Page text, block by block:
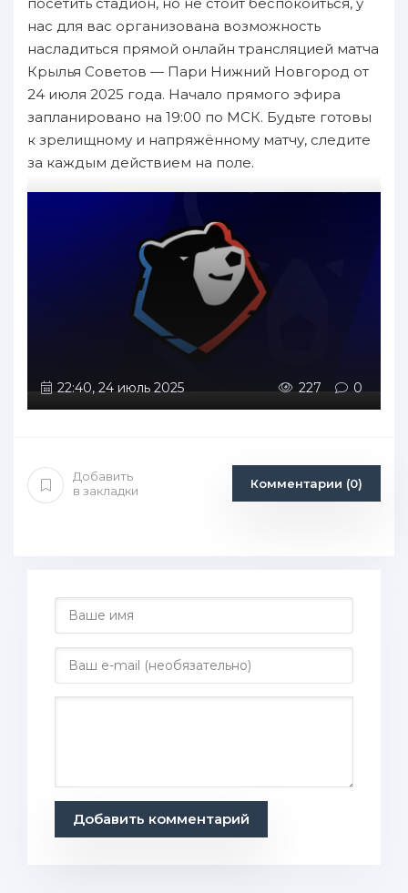
посетить стадион, но не стоит беспокоиться, у
нас для вас организована возможность
насладиться прямой онлайн трансляцией матча
Крылья Советов — Пари Нижний Новгород от
24 июля 2025 года. Начало прямого эфира
запланировано на 19:00 по МСК. Будьте готовы
к зрелищному и напряжённому матчу, следите
за каждым действием на поле.
22:40, 24 июль 2025 227 0
Добавить
в закладки
Комментарии (0)
Добавить комментарий